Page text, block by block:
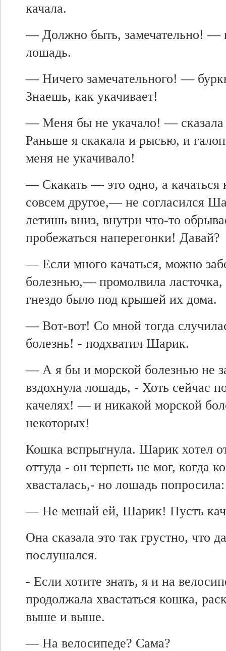
качала.
— Должно быть, замечательно! —
лошадь.
— Ничего замечательного! —
Знаешь, как укачивает!
— Меня бы не укачало! —
Раньше я скакала и рысью, и
меня не укачивало!
— Скакать — это одно, а качаться
совсем другое,— не согласился
летишь вниз, внутри что-то
пробежаться наперегонки! Давай?
— Если много качаться, можно
болезнью,— промолвила ласточка,
гнездо было под крышей их дома.
— Вот-вот! Со мной тогда
болезнь! - подхватил Шарик.
— А я бы и морской болезнью не
вздохнула лошадь, - Хоть сейчас
качелях! — и никакой морской
некоторых!
Кошка вспрыгнула. Шарик хотел
оттуда - он терпеть не мог, когда
хвасталась,- но лошадь попросила:
— Не мешай ей, Шарик! Пусть
Она сказала это так грустно, что
послушался.
- Если хотите знать, я и на
продолжала хвастаться кошка,
выше и выше.
— На велосипеде? Сама?